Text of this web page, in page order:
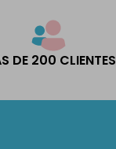
DE 200 CLIENTES